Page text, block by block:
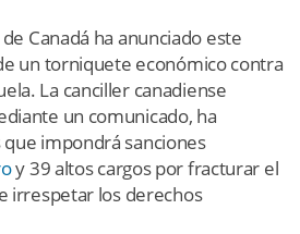
Canadá ha anunciado este
un torniquete económico contra
La canciller canadiense
un comunicado, ha
impondrá sanciones
y 39 altos cargos por fracturar el
irrespetar los derechos